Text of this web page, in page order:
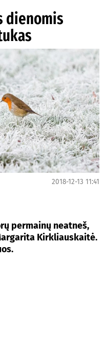
dienomis
2018-12-13 11:41
permainų neatneš,
Kirkliauskaitė.